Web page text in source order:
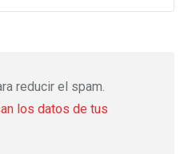
reducir el spam.
los datos de tus